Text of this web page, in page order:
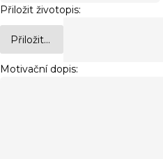
Přiložit životopis:
Přiložit...
Motivační dopis: